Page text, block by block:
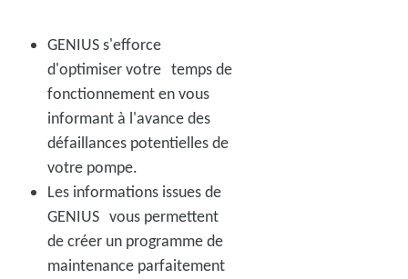
GENIUS s'efforce
d'optimiser votre temps de
fonctionnement en vous
informant à l'avance des
défaillances potentielles de
votre pompe.
Les informations issues de
GENIUS vous permettent
de créer un programme de
maintenance parfaitement